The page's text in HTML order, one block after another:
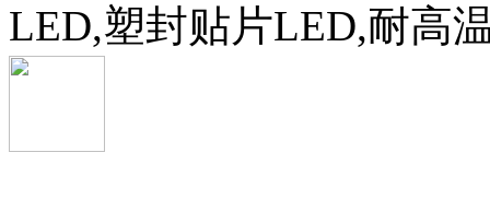
LED,塑封贴片LED,耐